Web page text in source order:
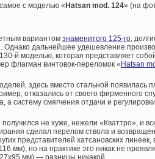
с моделью «Hatsan mod. 124» (на
вариантом знаменитого 125-го ,
дальнейшее удешевление
й моделью, которая представляет
флагман винтовок-переломок «Hatsan
здесь вместо стальной появилась
отказались от своего фирменного
а систему смягчения отдачи и
не хуже, нежели «Кваттро», и
сделал перелом ствола и
представителей хатсановских
мм), но на практике это никак не
мм) — разницы никакой.